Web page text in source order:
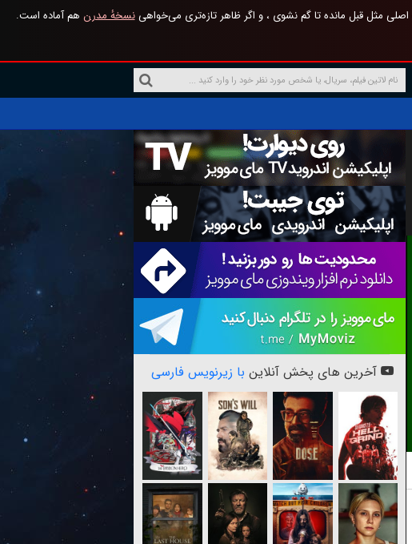
مثل قبل مانده تا گم نشوی ، و اگر ظاهر تازه‌تری می‌خواهینسخهٔ مدرن هم آماده است.
آخرین های پخش آنلاین با زیرنویس فارسی